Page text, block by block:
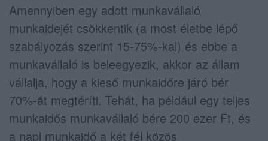
Amennyiben egy adott munkavállaló
munkaidejét csökkentik (a most életbe lépő
szabályozás szerint 15-75%-kal) és ebbe a
munkavállaló is beleegyezik, akkor az állam
vállalja, hogy a kieső munkaidőre járó bér
70%-át megtéríti. Tehát, ha például egy teljes
munkaidős munkavállaló bére 200 ezer Ft, és
a napi munkaidő a két fél közös